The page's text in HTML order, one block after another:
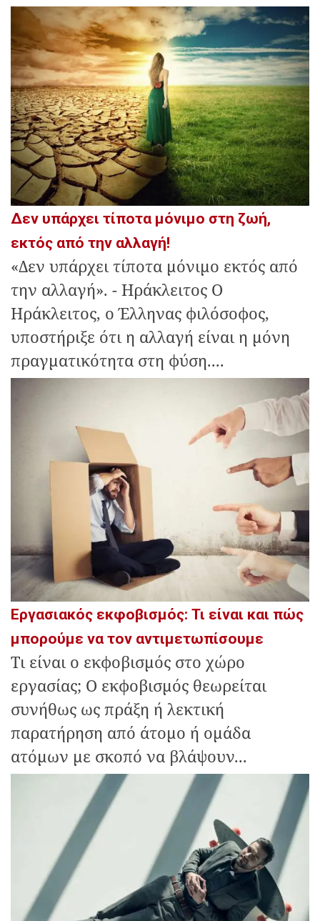
Δεν υπάρχει τίποτα μόνιμο στη ζωή,
εκτός από την αλλαγή!
«Δεν υπάρχει τίποτα μόνιμο εκτός από
την αλλαγή». - Ηράκλειτος Ο
Ηράκλειτος, ο Έλληνας φιλόσοφος,
υποστήριξε ότι η αλλαγή είναι η μόνη
πραγματικότητα στη φύση....
Εργασιακός εκφοβισμός: Τι είναι και πώς
μπορούμε να τον αντιμετωπίσουμε
Τι είναι ο εκφοβισμός στο χώρο
εργασίας; Ο εκφοβισμός θεωρείται
συνήθως ως πράξη ή λεκτική
παρατήρηση από άτομο ή ομάδα
ατόμων με σκοπό να βλάψουν...